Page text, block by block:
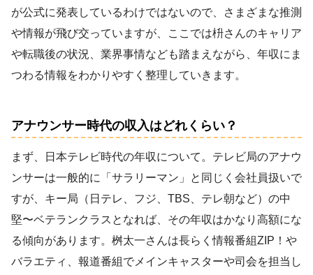
が公式に発表しているわけではないので、さまざまな推測
や情報が飛び交っていますが、ここでは枡さんのキャリア
や転職後の状況、業界事情なども踏まえながら、年収にま
つわる情報をわかりやすく整理していきます。
アナウンサー時代の収入はどれくらい？
まず、日本テレビ時代の年収について。テレビ局のアナウ
ンサーは一般的に「サラリーマン」と同じく会社員扱いで
すが、キー局（日テレ、フジ、TBS、テレ朝など）の中
堅〜ベテランクラスとなれば、その年収はかなり高額にな
る傾向があります。桝太一さんは長らく情報番組ZIP！や
バラエティ、報道番組でメインキャスターや司会を担当し